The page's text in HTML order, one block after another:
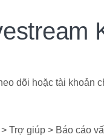
dõi hoặc tài khoản
Trợ giúp > Báo cáo